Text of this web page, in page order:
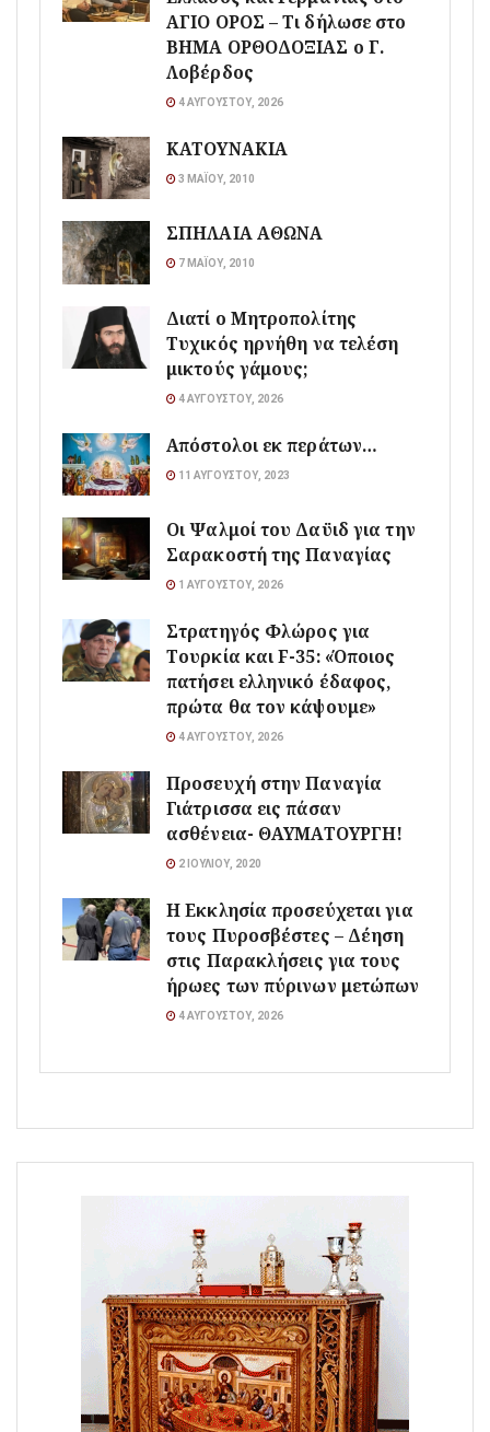
ΑΓΙΟ ΟΡΟΣ – Τι δήλωσε στο
ΒΗΜΑ ΟΡΘΟΔΟΞΙΑΣ ο Γ.
Λοβέρδος
4 ΑΥΓΟΎΣΤΟΥ, 2026
ΚΑΤΟΥΝΑΚΙΑ
3 ΜΑΪ́ΟΥ, 2010
ΣΠΗΛΑΙΑ ΑΘΩΝΑ
7 ΜΑΪ́ΟΥ, 2010
Διατί ο Μητροπολίτης
Τυχικός ηρνήθη να τελέση
μικτούς γάμους;
4 ΑΥΓΟΎΣΤΟΥ, 2026
Απόστολοι εκ περάτων…
11 ΑΥΓΟΎΣΤΟΥ, 2023
Οι Ψαλμοί του Δαϋιδ για την
Σαρακοστή της Παναγίας
1 ΑΥΓΟΎΣΤΟΥ, 2026
Στρατηγός Φλώρος για
Τουρκία και F-35: «Όποιος
πατήσει ελληνικό έδαφος,
πρώτα θα τον κάψουμε»
4 ΑΥΓΟΎΣΤΟΥ, 2026
Προσευχή στην Παναγία
Γιάτρισσα εις πάσαν
ασθένεια- ΘΑΥΜΑΤΟΥΡΓΗ!
2 ΙΟΥΛΊΟΥ, 2020
Η Εκκλησία προσεύχεται για
τους Πυροσβέστες – Δέηση
στις Παρακλήσεις για τους
ήρωες των πύρινων μετώπων
4 ΑΥΓΟΎΣΤΟΥ, 2026